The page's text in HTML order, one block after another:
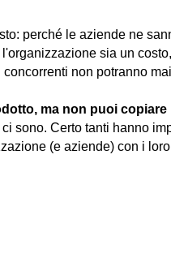
perché le aziende ne
sia un
non potranno
ma non puoi copiare
sono. Certo tanti hanno
(e aziende) con i